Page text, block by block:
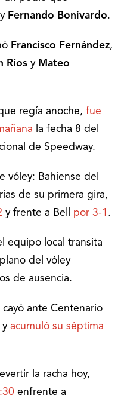
y Fernando Bonivardo.
Francisco Fernández,
Ríos y Mateo
regía anoche, fue
la fecha 8 del
de Speedway.
vóley: Bahiense del
de su primera gira,
y frente a Bell por 3-1 .
equipo local transita
del vóley
de ausencia.
cayó ante Centenario
y acumuló su séptima
la racha hoy,
enfrente a